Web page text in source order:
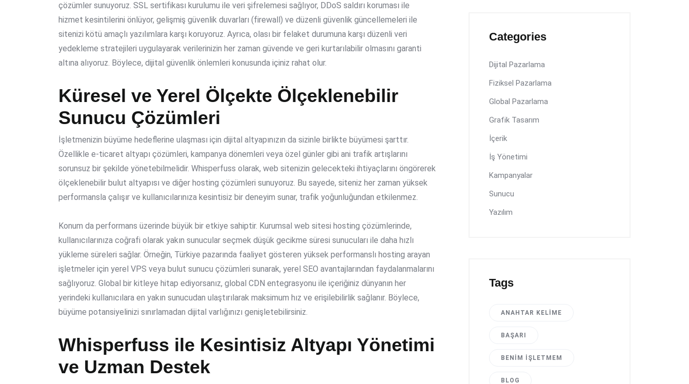
çözümler sunuyoruz. SSL sertifikası kurulumu ile veri şifrelemesi sağlıyor, DDoS saldırı koruması ile
hizmet kesintilerini önlüyor, gelişmiş güvenlik duvarları (firewall) ve düzenli güvenlik güncellemeleri ile
sitenizi kötü amaçlı yazılımlara karşı koruyoruz. Ayrıca, olası bir felaket durumuna karşı düzenli veri
yedekleme stratejileri uygulayarak verilerinizin her zaman güvende ve geri kurtarılabilir olmasını garanti
altına alıyoruz. Böylece, dijital güvenlik önlemleri konusunda içiniz rahat olur.
Küresel ve Yerel Ölçekte Ölçeklenebilir
Sunucu Çözümleri
İşletmenizin büyüme hedeflerine ulaşması için dijital altyapınızın da sizinle birlikte büyümesi şarttır.
Özellikle e-ticaret altyapı çözümleri, kampanya dönemleri veya özel günler gibi ani trafik artışlarını
sorunsuz bir şekilde yönetebilmelidir. Whisperfuss olarak, web sitenizin gelecekteki ihtiyaçlarını öngörerek
ölçeklenebilir bulut altyapısı ve diğer hosting çözümleri sunuyoruz. Bu sayede, siteniz her zaman yüksek
performansla çalışır ve kullanıcılarınıza kesintisiz bir deneyim sunar, trafik yoğunluğundan etkilenmez.
Konum da performans üzerinde büyük bir etkiye sahiptir. Kurumsal web sitesi hosting çözümlerinde,
kullanıcılarınıza coğrafi olarak yakın sunucular seçmek düşük gecikme süresi sunucuları ile daha hızlı
yükleme süreleri sağlar. Örneğin, Türkiye pazarında faaliyet gösteren yüksek performanslı hosting arayan
işletmeler için yerel VPS veya bulut sunucu çözümleri sunarak, yerel SEO avantajlarından faydalanmalarını
sağlıyoruz. Global bir kitleye hitap ediyorsanız, global CDN entegrasyonu ile içeriğiniz dünyanın her
yerindeki kullanıcılara en yakın sunucudan ulaştırılarak maksimum hız ve erişilebilirlik sağlanır. Böylece,
büyüme potansiyelinizi sınırlamadan dijital varlığınızı genişletebilirsiniz.
Whisperfuss ile Kesintisiz Altyapı Yönetimi
ve Uzman Destek
Categories
Dijital Pazarlama
Fiziksel Pazarlama
Global Pazarlama
Grafik Tasarım
İçerik
İş Yönetimi
Kampanyalar
Sunucu
Yazılım
Tags
ANAHTAR KELIME
BAŞARI
BENIM İŞLETMEM
BLOG